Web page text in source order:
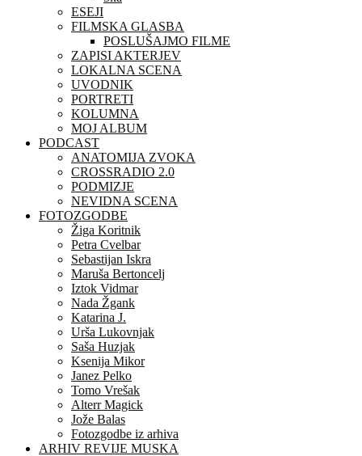
ESEJI
FILMSKA GLASBA
POSLUŠAJMO FILME
ZAPISI AKTERJEV
LOKALNA SCENA
UVODNIK
PORTRETI
KOLUMNA
MOJ ALBUM
PODCAST
ANATOMIJA ZVOKA
CROSSRADIO 2.0
PODMIZJE
NEVIDNA SCENA
FOTOZGODBE
Žiga Koritnik
Petra Cvelbar
Sebastijan Iskra
Maruša Bertoncelj
Iztok Vidmar
Nada Žgank
Katarina J.
Urša Lukovnjak
Saša Huzjak
Ksenija Mikor
Janez Pelko
Tomo Vrešak
Alterr Magick
Jože Balas
Fotozgodbe iz arhiva
ARHIV REVIJE MUSKA